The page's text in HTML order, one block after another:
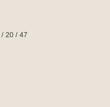
20 / 47